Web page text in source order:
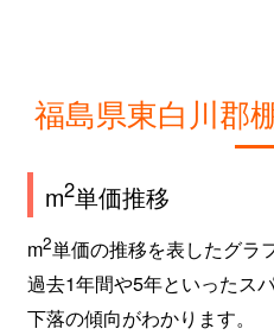
福島県東白川郡
m2単価推移
m2単価の推移を表したグラ
過去1年間や5年といったス
下落の傾向がわかります。